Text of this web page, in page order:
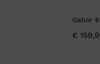
Gabor
€